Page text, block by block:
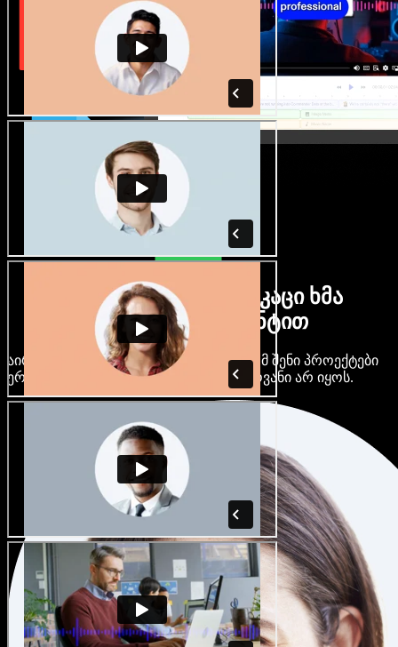
ბევრი ქალი და მამაკაცი ხმა
ნებისმიერი აქცენტით
აირჩიე ასობით AI ხმა და აქცენტი, რომ შენი პროექტები
ერთმანეთს არ ჰგავდეს და ერთფეროვანი არ იყოს.